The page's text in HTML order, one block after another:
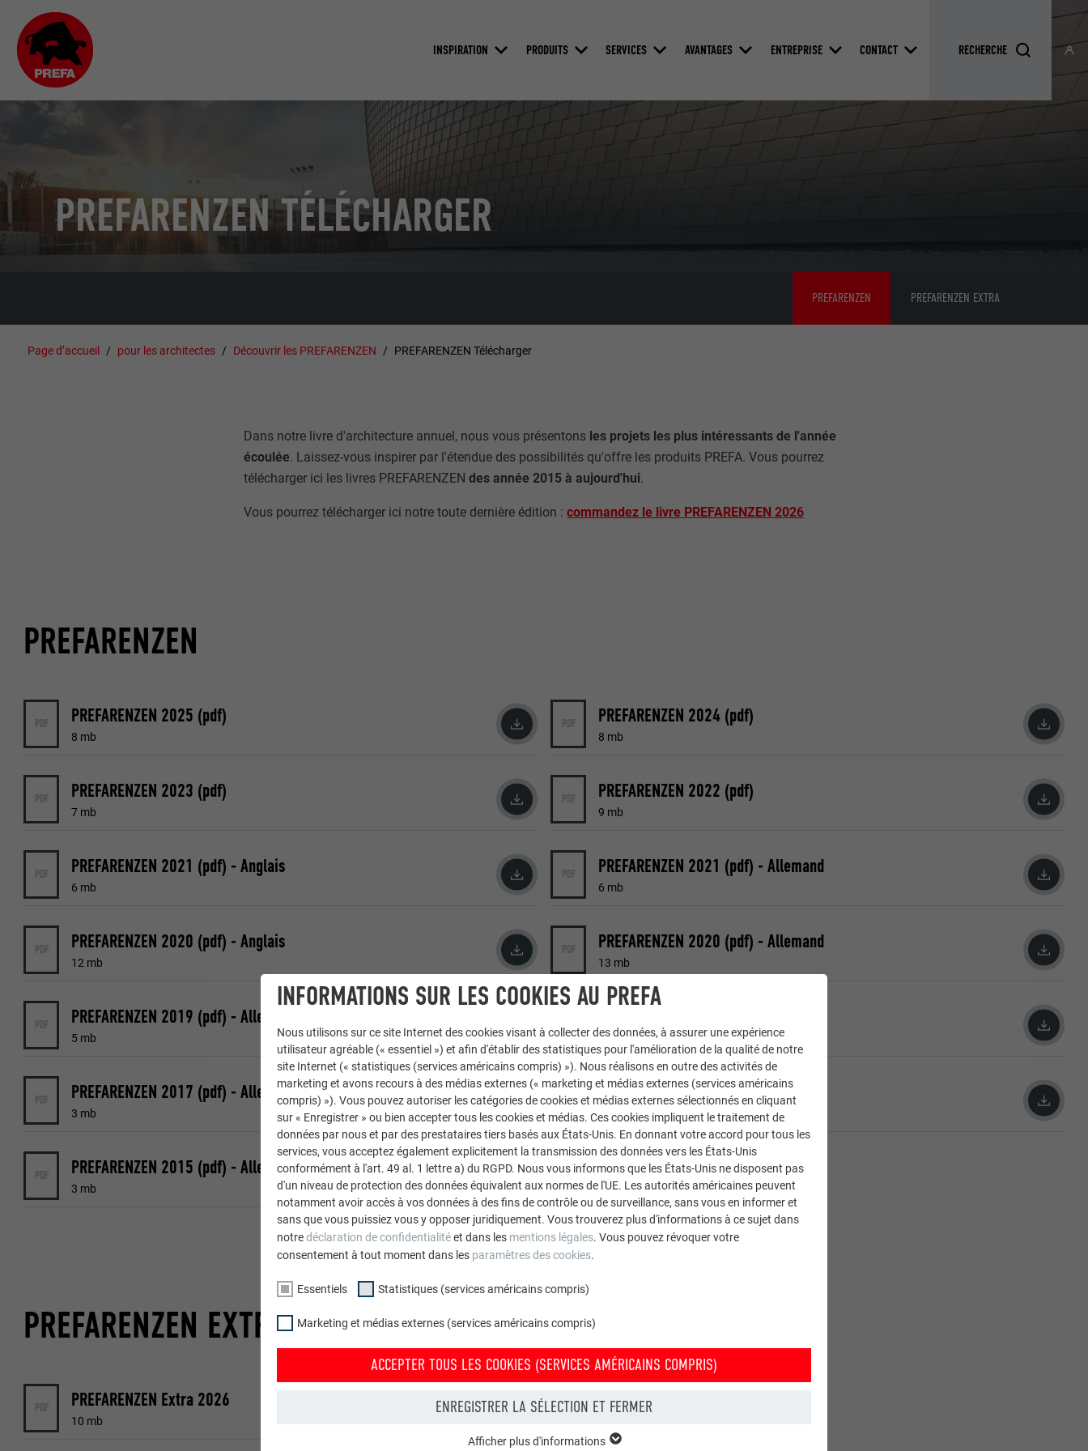
INSPIRATION PRODUITS SERVICES AVANTAGES ENTREPRISE CONTACT
PREFARENZEN TÉLÉCHARGER
PREFARENZEN PREFARENZEN EXTRA
Page d’accueil pour les architectes Découvrir les PREFARENZEN PREFARENZEN Télécharger
Dans notre livre d'architecture annuel, nous vous présentons les projets les plus intéressants de l'année
écoulée. Laissez-vous inspirer par l'étendue des possibilités qu'offre les produits PREFA. Vous pourrez
télécharger ici les livres PREFARENZENdes année 2015 à aujourd'hui.
Vous pourrez télécharger ici notre toute dernière édition : commandez le livre PREFARENZEN 2026
PREFARENZEN
PDF PREFARENZEN 2025 (pdf)
8 mb
PDF PREFARENZEN 2024 (pdf)
8 mb
PDF PREFARENZEN 2023 (pdf)
7 mb
PDF PREFARENZEN 2022 (pdf)
9 mb
PDF PREFARENZEN 2021 (pdf) - Anglais
6 mb
PDF PREFARENZEN 2021 (pdf) - Allemand
6 mb
PDF PREFARENZEN 2020 (pdf) - Anglais
12 mb
PDF PREFARENZEN 2020 (pdf) - Allemand
13 mb
PDF PREFARENZEN 2019 (pdf) - Allemand
5 mb
PDF
5 mb
PDF PREFARENZEN 2017 (pdf) - Allemand
3 mb
PDF PREFARENZEN 2016 (pdf) - Allemand
3 mb
PDF PREFARENZEN 2015 (pdf) - Allemand
3 mb
PREFARENZEN EXTRA
PDF PREFARENZEN Extra 2026
10 mb
INFORMATIONS SUR LES COOKIES AU PREFA
Nous utilisons sur ce site Internet des cookies visant à collecter des données, à assurer une expérience
utilisateur agréable (« essentiel ») et afin d'établir des statistiques pour l'amélioration de la qualité de notre
site Internet (« statistiques (services américains compris) »). Nous réalisons en outre des activités de
marketing et avons recours à des médias externes (« marketing et médias externes (services américains
compris) »). Vous pouvez autoriser les catégories de cookies et médias externes sélectionnés en cliquant
sur « Enregistrer » ou bien accepter tous les cookies et médias. Ces cookies impliquent le traitement de
données par nous et par des prestataires tiers basés aux États-Unis. En donnant votre accord pour tous les
services, vous acceptez également explicitement la transmission des données vers les États-Unis
conformément à l'art. 49 al. 1 lettre a) du RGPD. Nous vous informons que les États-Unis ne disposent pas
d'un niveau de protection des données équivalent aux normes de l'UE. Les autorités américaines peuvent
notamment avoir accès à vos données à des fins de contrôle ou de surveillance, sans vous en informer et
sans que vous puissiez vous y opposer juridiquement. Vous trouverez plus d'informations à ce sujet dans
notredéclaration de confidentialitéet dans les mentions légales. Vous pouvez révoquer votre
consentement à tout moment dans les paramètres des cookies.
Essentiels Statistiques (services américains compris)
Marketing et médias externes (services américains compris)
ACCEPTER TOUS LES COOKIES (SERVICES AMÉRICAINS COMPRIS)
ENREGISTRER LA SÉLECTION ET FERMER
Afficher plus d'informations